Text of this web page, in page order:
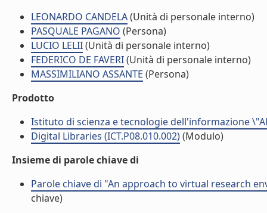
LEONARDO CANDELA(Unità di personale interno)
PASQUALE PAGANO (Persona)
LUCIO LELII(Unità di personale interno)
FEDERICO DE FAVERI(Unità di personale interno)
MASSIMILIANO ASSANTE (Persona)
Prodotto
Istituto di scienza e tecnologie dell'informazione
Digital Libraries (ICT.P08.010.002)(Modulo)
Insieme di parole chiave di
Parole chiave di "An approach to virtual research
chiave)